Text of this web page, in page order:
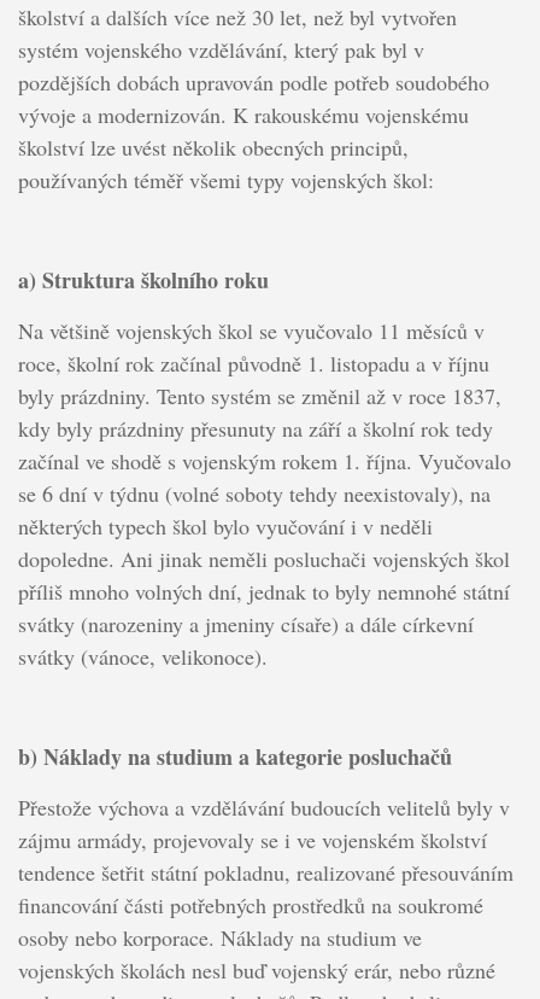
školství a dalších více než 30 let, než byl vytvořen
systém vojenského vzdělávání, který pak byl v
pozdějších dobách upravován podle potřeb soudobého
vývoje a modernizován. K rakouskému vojenskému
školství lze uvést několik obecných principů,
používaných téměř všemi typy vojenských škol:
a) Struktura školního roku
Na většině vojenských škol se vyučovalo 11 měsíců v
roce, školní rok začínal původně 1. listopadu a v říjnu
byly prázdniny. Tento systém se změnil až v roce 1837,
kdy byly prázdniny přesunuty na září a školní rok tedy
začínal ve shodě s vojenským rokem 1. října. Vyučovalo
se 6 dní v týdnu (volné soboty tehdy neexistovaly), na
některých typech škol bylo vyučování i v neděli
dopoledne. Ani jinak neměli posluchači vojenských škol
příliš mnoho volných dní, jednak to byly nemnohé státní
svátky (narozeniny a jmeniny císaře) a dále církevní
svátky (vánoce, velikonoce).
b) Náklady na studium a kategorie posluchačů
Přestože výchova a vzdělávání budoucích velitelů byly v
zájmu armády, projevovaly se i ve vojenském školství
tendence šetřit státní pokladnu, realizované přesouváním
financování části potřebných prostředků na soukromé
osoby nebo korporace. Náklady na studium ve
vojenských školách nesl buď vojenský erár, nebo různé